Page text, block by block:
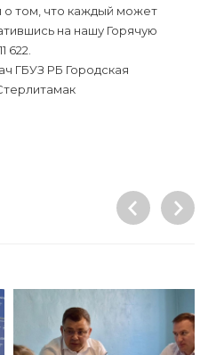
том, что каждый может
на нашу Горячую
622.
ГБУЗ РБ Городская